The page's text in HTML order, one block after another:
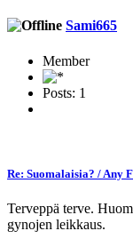
Sami665
Member
Posts: 1
Re: Suomalaisia? / Any
Terveppä terve.
gynojen leikkaus.